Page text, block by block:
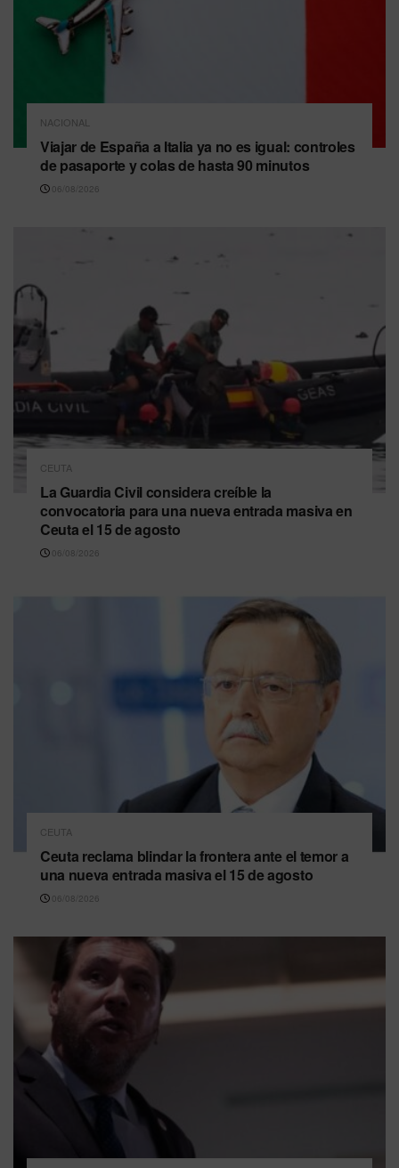
NACIONAL
Viajar de España a Italia ya no es igual: controles
de pasaporte y colas de hasta 90 minutos
06/08/2026
CEUTA
La Guardia Civil considera creíble la
convocatoria para una nueva entrada masiva en
Ceuta el 15 de agosto
06/08/2026
CEUTA
Ceuta reclama blindar la frontera ante el temor a
una nueva entrada masiva el 15 de agosto
06/08/2026